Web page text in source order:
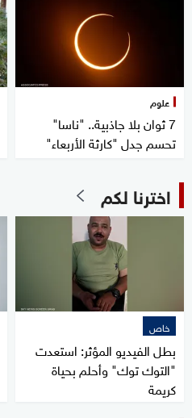
علوم
7 ثوان بلا جاذبية.. "ناسا"
تحسم جدل "كارثة الأربعاء"
اخترنا لكم
خاص
بطل الفيديو المؤثر: استعدت
"التوك توك" وأحلم بحياة
كريمة